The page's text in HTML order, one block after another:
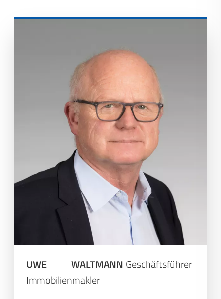
UWE WALTMANN Geschäftsführer
Immobilienmakler